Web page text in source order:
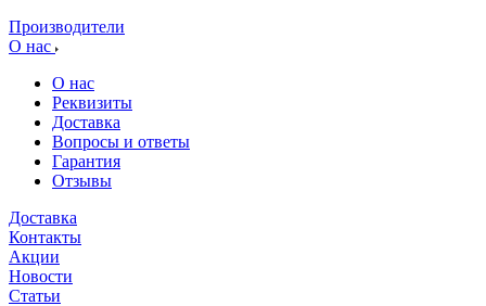
Производители
О нас
О нас
Реквизиты
Доставка
Вопросы и ответы
Гарантия
Отзывы
Доставка
Контакты
Акции
Новости
Cтатьи